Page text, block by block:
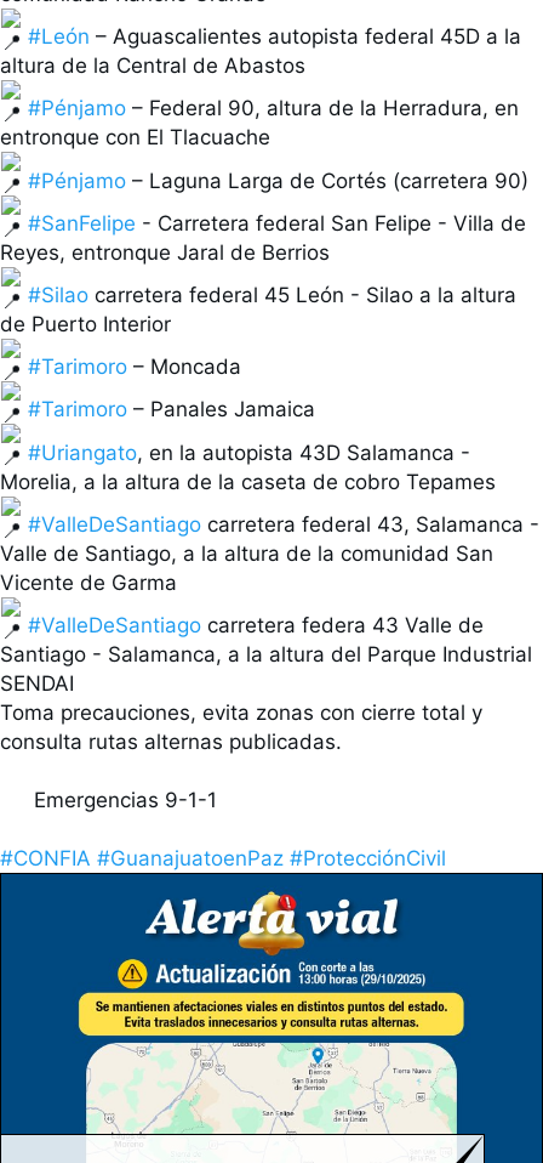
#León – Aguascalientes autopista federal 45D a la
#Pénjamo – Federal 90, altura de la Herradura, en
#Pénjamo
#SanFelipe - Carretera federal San Felipe - Villa de
#Silao carretera federal 45 León - Silao a la altura
#Tarimoro
#Tarimoro
#Uriangato, en la autopista 43D Salamanca -
#ValleDeSantiago carretera federal 43, Salamanca -
Valle de Santiago, a la altura de la comunidad San
#ValleDeSantiago carretera federa 43 Valle de
Santiago - Salamanca, a la altura del Parque Industrial
SENDAI
Toma precauciones, evita zonas con cierre total y
consulta rutas alternas publicadas.
Emergencias 9-1-1
#CONFIA #GuanajuatoenPaz #ProtecciónCivil